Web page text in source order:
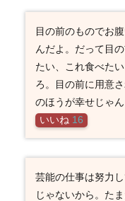
目の前のものでお
んだよ。だって目
たい、これ食べた
ろ。目の前に用意
のほうが幸せじゃん
いいね 16
芸能の仕事は努力
じゃないから。た